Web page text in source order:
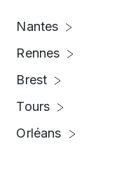
Nantes
Rennes
Brest
Tours
Orléans